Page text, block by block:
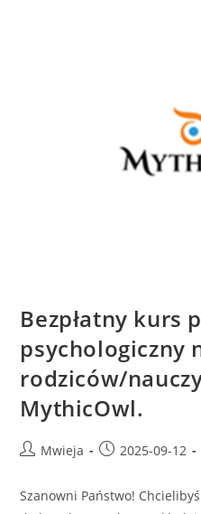
Bezpłatny kurs
psychologiczny
rodziców/
MythicOwl.
Mwieja 2025-09-12
Szanowni Państwo!